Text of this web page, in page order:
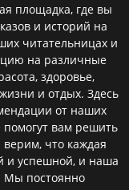
площадка, где вы
и историй на
читательницах и
на различные
здоровье,
и отдых. Здесь
от наших
помогут вам решить
что каждая
и успешной, и наша
Мы постоянно